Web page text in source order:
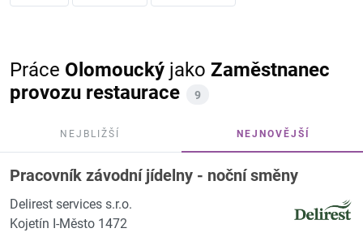
Práce Olomoucký jako Zaměstnanec
provozu restaurace
9
NEJBLIŽŠÍ NEJNOVĚJŠÍ
Pracovník závodní jídelny - noční směny
Delirest services s.r.o.
Kojetín I-Město 1472